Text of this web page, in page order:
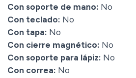
Con soporte de mano: No
Con teclado: No
Con tapa: No
Con cierre magnético: No
Con soporte para lápiz: No
Con correa: No